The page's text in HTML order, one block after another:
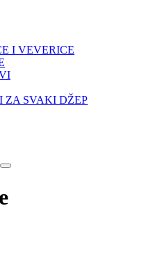
I VEVERICE
ZA SVAKI DŽEP